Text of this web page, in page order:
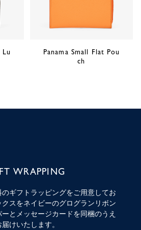
Lu
Panama Small Flat Pou
ch
WRAPPING
ギフトラッピングをご用意してお
クスをネイビーのグログランリボン
とメッセージカードを同梱のうえ
届けいたします。